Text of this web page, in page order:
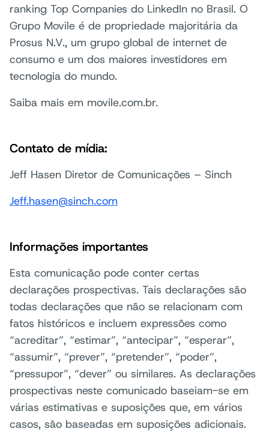
ranking Top Companies do LinkedIn no Brasil. O
Grupo Movile é de propriedade majoritária da
Prosus N.V., um grupo global de internet de
consumo e um dos maiores investidores em
tecnologia do mundo.
Saiba mais em movile.com.br.
Contato de mídia:
Jeff Hasen Diretor de Comunicações – Sinch
Jeff.hasen@sinch.com
Informações importantes
Esta comunicação pode conter certas
declarações prospectivas. Tais declarações são
todas declarações que não se relacionam com
fatos históricos e incluem expressões como
“acreditar”, “estimar”, “antecipar”, “esperar”,
“assumir”, “prever”, “pretender”, “poder”,
“pressupor”, “dever” ou similares. As declarações
prospectivas neste comunicado baseiam-se em
várias estimativas e suposições que, em vários
casos, são baseadas em suposições adicionais.